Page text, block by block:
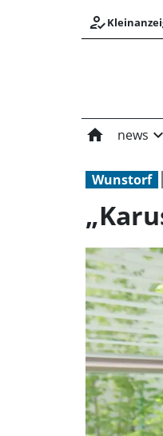
how_to_reg
home news expand_more
Wunstorf